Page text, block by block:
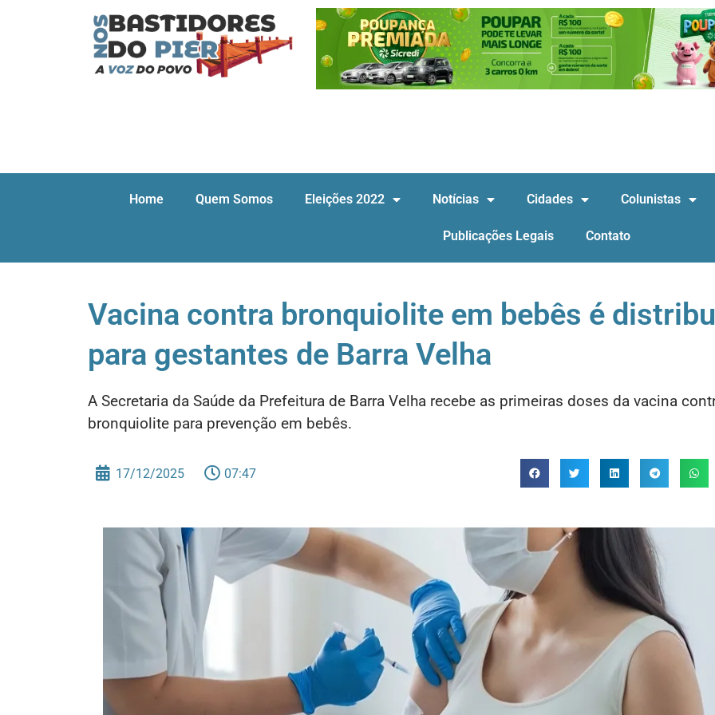
Home Quem Somos Eleições 2022 Notícias Cidades Colunistas
Publicações Legais Contato
Vacina contra bronquiolite em bebês é
para gestantes de Barra Velha
A Secretaria da Saúde da Prefeitura de Barra Velha recebe as primeiras doses da vacina
bronquiolite para prevenção em bebês.
17/12/2025 07:47